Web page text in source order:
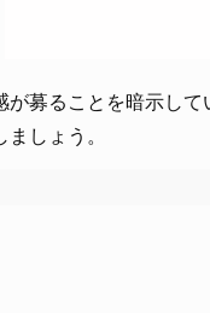
募ることを暗示して
しょう。